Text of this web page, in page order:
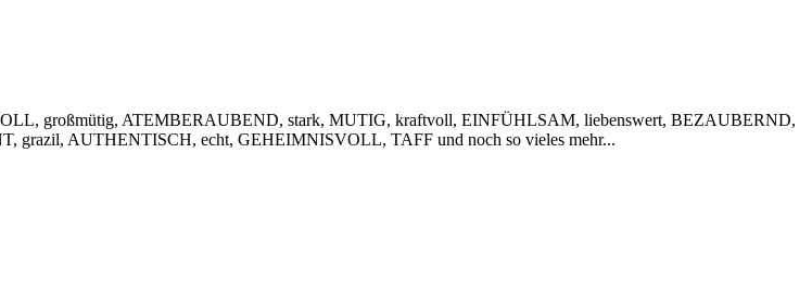
großmütig, ATEMBERAUBEND, stark, MUTIG, kraftvoll, EINFÜHLSAM, liebenswert, BEZAUBERND,
grazil, AUTHENTISCH, echt, GEHEIMNISVOLL, TAFF und noch so vieles mehr...